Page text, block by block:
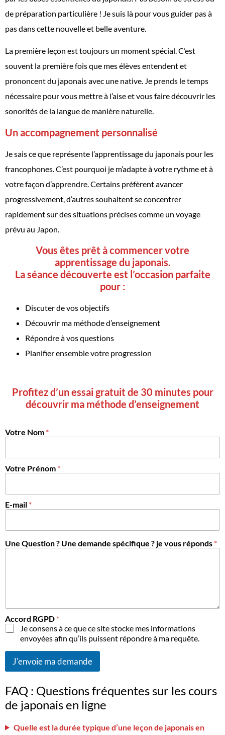
de préparation particulière ! Je suis là pour vous guider pas à
pas dans cette nouvelle et belle aventure.
La première leçon est toujours un moment spécial. C’est
souvent la première fois que mes élèves entendent et
prononcent du japonais avec une native. Je prends le temps
nécessaire pour vous mettre à l’aise et vous faire découvrir les
sonorités de la langue de manière naturelle.
Un accompagnement personnalisé
Je sais ce que représente l’apprentissage du japonais pour les
francophones. C’est pourquoi je m’adapte à votre rythme et à
votre façon d’apprendre. Certains préfèrent avancer
progressivement, d’autres souhaitent se concentrer
rapidement sur des situations précises comme un voyage
prévu au Japon.
Vous êtes prêt à commencer votre
apprentissage du japonais.
La séance découverte est l’occasion parfaite
pour :
Discuter de vos objectifs
Découvrir ma méthode d’enseignement
Répondre à vos questions
Planifier ensemble votre progression
Profitez d’un essai gratuit de 30 minutes pour
découvrir ma méthode d’enseignement
Votre Nom *
Votre Prénom *
E-mail *
Une Question ? Une demande spécifique ? je vous réponds *
Accord RGPD *
Je consens à ce que ce site stocke mes informations
envoyées afin qu’ils puissent répondre à ma requête.
J'envoie ma demande
FAQ : Questions fréquentes sur les cours
de japonais en ligne
Quelle est la durée typique d’une leçon de japonais en